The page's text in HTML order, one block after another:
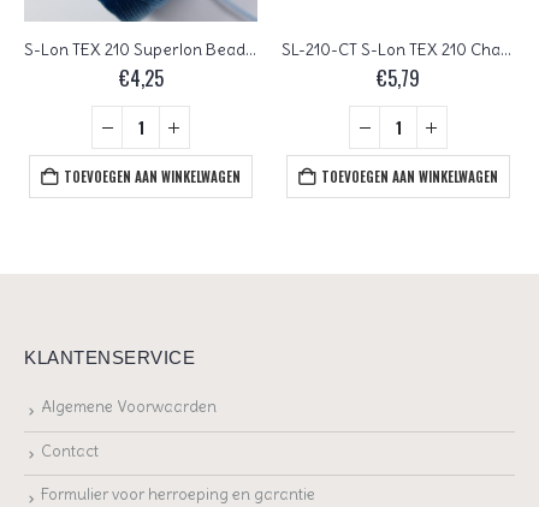
S-Lon TEX 210 Superlon Bead Cord, Nile Blue
€4,25
TOEVOEGEN AAN WINKELWAGEN
SL-210-CT S-Lon TEX 210 Chartreuse Superlon Bead Cord
€5,79
TOEVOEGEN AAN WINKELWAGEN
KLANTENSERVICE
Algemene Voorwaarden
Contact
Formulier voor herroeping en garantie